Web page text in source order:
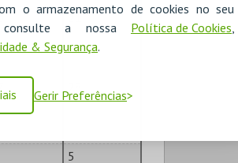
o armazenamento de cookies no seu
consulte a nossa Política de Cookies,
& Segurança.
Gerir Preferências
21
5